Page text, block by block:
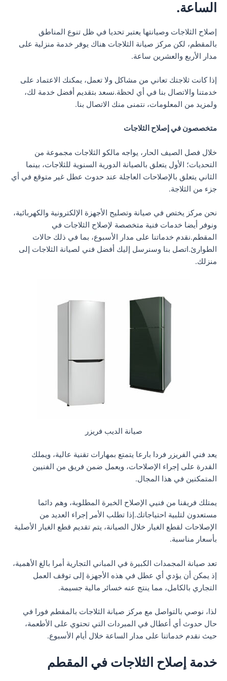
الساعة.
إصلاح الثلاجات وصيانتها يعتبر تحديا في ظل تنوع المناطق
بالمقطم، لكن مركز صيانة الثلاجات هناك يوفر خدمة منزلية على
مدار الأربع والعشرين ساعة.
إذا كانت ثلاجتك تعاني من مشاكل ولا تعمل، يمكنك الاعتماد على
خدمتنا والاتصال بنا في أي لحظة.نسعد بتقديم أفضل خدمة لك،
ولمزيد من المعلومات، نتمنى منك الاتصال بنا.
متخصصون في إصلاح الثلاجات
خلال فصل الصيف الحار، يواجه مالكو الثلاجات مجموعة من
التحديات؛ الأول يتعلق بالصيانة الدورية السنوية للثلاجات، بينما
الثاني يتعلق بالإصلاحات العاجلة عند حدوث عطل غير متوقع في أي
جزء من الثلاجة.
نحن مركز يختص في صيانة وتصليح الأجهزة الإلكترونية والكهربائية،
ونوفر أيضا خدمات فنية متخصصة لإصلاح الثلاجات في
المقطم.نقدم خدماتنا على مدار الأسبوع، بما في ذلك حالات
الطوارئ.اتصل بنا وسنرسل إليك أفضل فني لصيانة الثلاجات إلى
منزلك.
صيانة الديب فريزر
يعد فني الفريزر فردا بارعا يتمتع بمهارات تقنية عالية، ويملك
القدرة على إجراء الإصلاحات، ويعمل ضمن فريق من الفنيين
المتمكنين في هذا المجال.
يمتلك فريقنا من فنيي الإصلاح الخبرة المطلوبة، وهم دائما
مستعدون لتلبية احتياجاتك.إذا تطلب الأمر إجراء العديد من
الإصلاحات لقطع الغيار خلال الصيانة، يتم تقديم قطع الغيار الأصلية
بأسعار مناسبة.
تعد صيانة المجمدات الكبيرة في المباني التجارية أمرا بالغ الأهمية،
إذ يمكن أن يؤدي أي عطل في هذه الأجهزة إلى توقف العمل
التجاري بالكامل، مما ينتج عنه خسائر مالية جسيمة.
لذا، نوصي بالتواصل مع مركز صيانة الثلاجات بالمقطم فورا في
حال حدوث أي أعطال في المبردات التي تحتوي على الأطعمة،
حيث نقدم خدماتنا على مدار الساعة خلال أيام الأسبوع.
خدمة إصلاح الثلاجات في المقطم